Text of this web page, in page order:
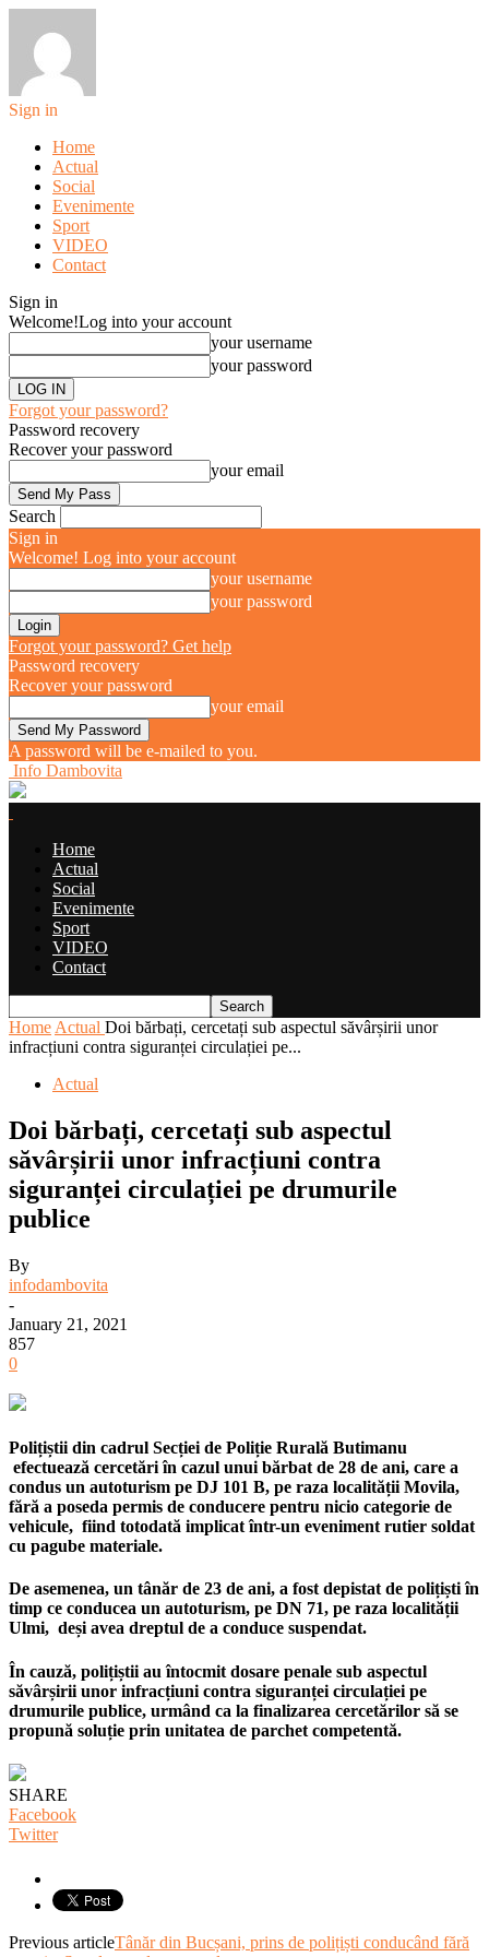
Sign in
Home
Actual
Social
Evenimente
Sport
VIDEO
Contact
Sign in
Welcome!Log into your account
your username
your password
Forgot your password?
Password recovery
Recover your password
your email
Search
Sign in
Welcome! Log into your account
your username
your password
Forgot your password? Get help
Password recovery
Recover your password
your email
A password will be e-mailed to you.
Info Dambovita
Home
Actual
Social
Evenimente
Sport
VIDEO
Contact
Home Actual Doi bărbați, cercetați sub aspectul săvârșirii unor
infracțiuni contra siguranței circulației pe...
Actual
Doi bărbați, cercetați sub aspectul
săvârșirii unor infracțiuni contra
siguranței circulației pe drumurile
publice
By
infodambovita
-
January 21, 2021
857
0
Polițiștii din cadrul Secției de Poliție Rurală Butimanu
efectuează cercetări în cazul unui bărbat de 28 de ani, care a
condus un autoturism pe DJ 101 B, pe raza localității Movila,
fără a poseda permis de conducere pentru nicio categorie de
vehicule, fiind totodată implicat într-un eveniment rutier soldat
cu pagube materiale.
De asemenea, un tânăr de 23 de ani, a fost depistat de polițiști în
timp ce conducea un autoturism, pe DN 71, pe raza localității
Ulmi, deși avea dreptul de a conduce suspendat.
În cauză, polițiștii au întocmit dosare penale sub aspectul
săvârșirii unor infracțiuni contra siguranței circulației pe
drumurile publice, urmând ca la finalizarea cercetărilor să se
propună soluție prin unitatea de parchet competentă.
SHARE
Facebook
Twitter
Previous articleTânăr din Bucșani, prins de polițiști conducând fără